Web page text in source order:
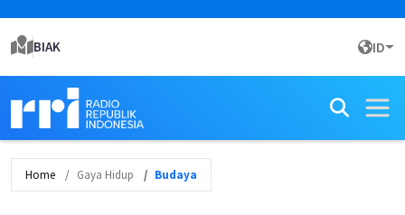
BIAK ID
Home Gaya Hidup Budaya